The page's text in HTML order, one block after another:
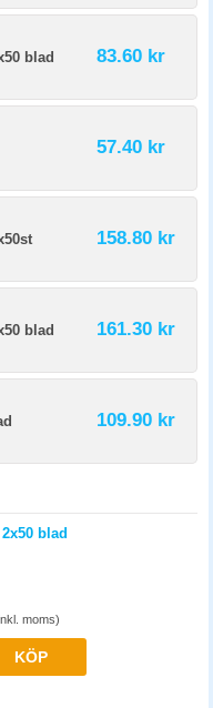
blad 83.60 kr
57.40 kr
158.80 kr
blad 161.30 kr
109.90 kr
blad
moms)
KÖP